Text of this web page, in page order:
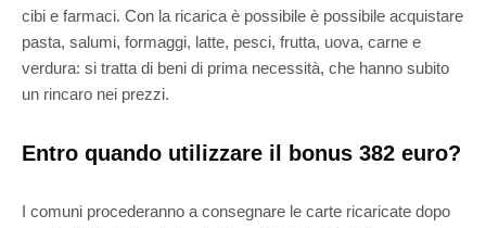
cibi e farmaci. Con la ricarica è possibile è possibile acquistare
pasta, salumi, formaggi, latte, pesci, frutta, uova, carne e
verdura: si tratta di beni di prima necessità, che hanno subito
un rincaro nei prezzi.
Entro quando utilizzare il bonus 382 euro?
I comuni procederanno a consegnare le carte ricaricate dopo